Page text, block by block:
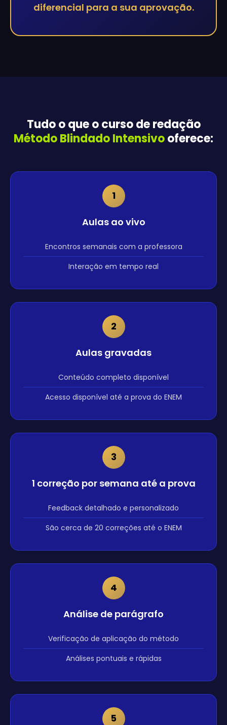
diferencial para a sua aprovação.
Tudo o que o curso de redação
Método Blindado Intensivooferece:
1
Aulas ao vivo
Encontros semanais com a professora
Interação em tempo real
2
Aulas gravadas
Conteúdo completo disponível
Acesso disponível até a prova do ENEM
3
1 correção por semana até a prova
Feedback detalhado e personalizado
São cerca de 20 correções até o ENEM
4
Análise de parágrafo
Verificação de aplicação do método
Análises pontuais e rápidas
5